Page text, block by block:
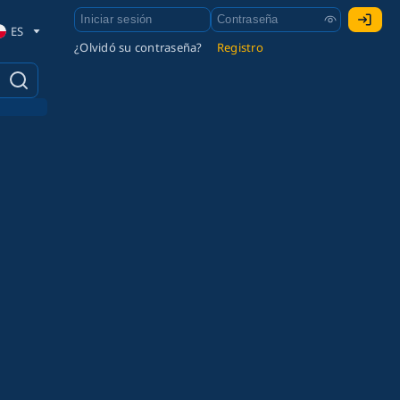
ES
¿Olvidó su contraseña?
Registro